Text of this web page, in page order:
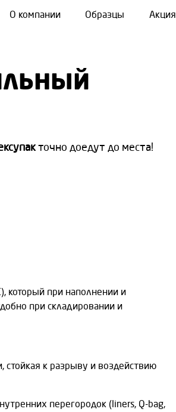
О компании Образцы Акция
точно доедут до места!
который при наполнении и
при складировании и
стойкая к разрыву и воздействию
перегородок (liners, Q-bag,